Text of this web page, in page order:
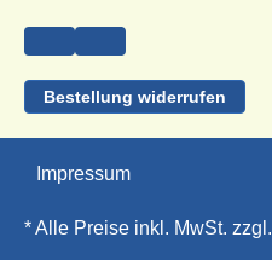
Bestellung widerrufen
Impressum
* Alle Preise inkl. MwSt. zzgl.